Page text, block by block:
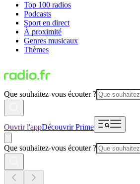
Top 100 radios
Podcasts
Sport en direct
À proximité
Genres musicaux
Thèmes
Que souhaitez-vous écouter ?
Ouvrir l'appDécouvrir Prime
Que souhaitez-vous écouter ?